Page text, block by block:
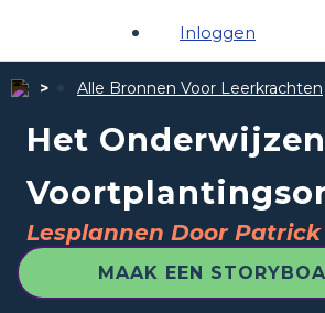
Inloggen
Alle Bronnen Voor Leerkrachten
Het
Lesplannen Door Patrick
MAAK EEN